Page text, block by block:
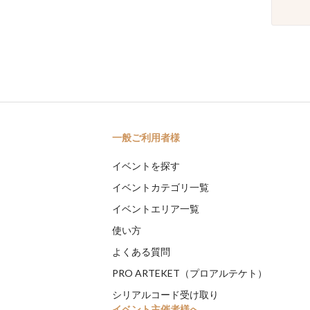
一般ご利用者様
イベントを探す
イベントカテゴリ一覧
イベントエリア一覧
使い方
よくある質問
PRO ARTEKET（プロアルテケト）
シリアルコード受け取り